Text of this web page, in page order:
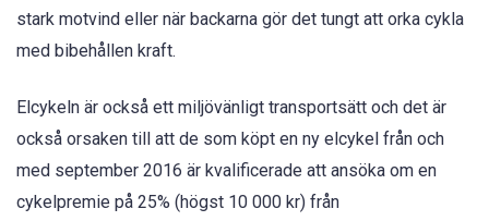
stark motvind eller när backarna gör det tungt att orka cykla
med bibehållen kraft.
Elcykeln är också ett miljövänligt transportsätt och det är
också orsaken till att de som köpt en ny elcykel från och
med september 2016 är kvalificerade att ansöka om en
cykelpremie på 25% (högst 10 000 kr) från